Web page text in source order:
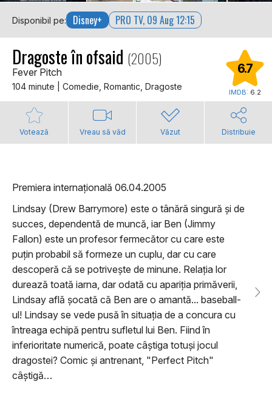
Disponibil pe: Disney+ PRO TV, 09 Aug 12:15
Dragoste în ofsaid (2005)
Fever Pitch
104 minute | Comedie, Romantic, Dragoste
6.7
IMDB: 6.2
Votează Vreau să văd Văzut Distribuie
Premiera internațională 06.04.2005
Lindsay (Drew Barrymore) este o tânărã singură și de
succes, dependentă de muncă, iar Ben (Jimmy
Fallon) este un profesor fermecător cu care este
puțin probabil să formeze un cuplu, dar cu care
descoperă că se potrivește de minune. Relația lor
durează toată iarna, dar odată cu apariția primăverii,
Lindsay află șocată că Ben are o amantă... baseball-
ul! Lindsay se vede pusă în situația de a concura cu
întreaga echipă pentru sufletul lui Ben. Fiind în
inferioritate numerică, poate câștiga totuși jocul
dragostei? Comic și antrenant, "Perfect Pitch"
câștigă…